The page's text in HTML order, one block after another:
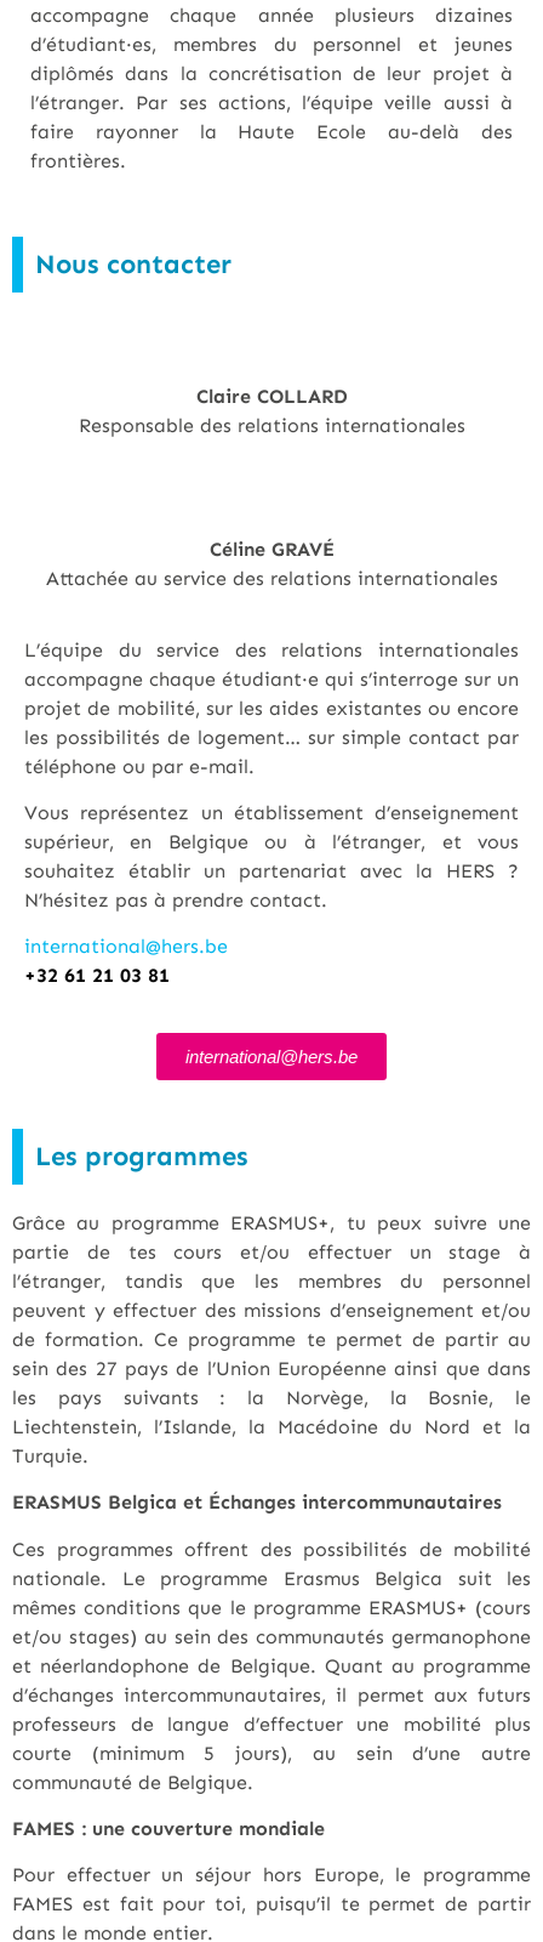
accompagne chaque année plusieurs dizaines
d’étudiant·es, membres du personnel et jeunes
diplômés dans la concrétisation de leur projet à
l’étranger. Par ses actions, l’équipe veille aussi à
faire rayonner la Haute Ecole au-delà des
frontières.
Nous contacter
Claire COLLARD
Responsable des relations internationales
Céline GRAVÉ
Attachée au service des relations internationales
L’équipe du service des relations internationales
accompagne chaque étudiant·e qui s’interroge sur un
projet de mobilité, sur les aides existantes ou encore
les possibilités de logement… sur simple contact par
téléphone ou par e-mail.
Vous représentez un établissement d’enseignement
supérieur, en Belgique ou à l’étranger, et vous
souhaitez établir un partenariat avec la HERS ?
N’hésitez pas à prendre contact.
international@hers.be
+32 61 21 03 81
international@hers.be
Les programmes
Grâce au programme ERASMUS+, tu peux suivre une
partie de tes cours et/ou effectuer un stage à
l’étranger, tandis que les membres du personnel
peuvent y effectuer des missions d’enseignement et/ou
de formation. Ce programme te permet de partir au
sein des 27 pays de l’Union Européenne ainsi que dans
les pays suivants : la Norvège, la Bosnie, le
Liechtenstein, l’Islande, la Macédoine du Nord et la
Turquie.
ERASMUS Belgica et Échanges intercommunautaires
Ces programmes offrent des possibilités de mobilité
nationale. Le programme Erasmus Belgica suit les
mêmes conditions que le programme ERASMUS+ (cours
et/ou stages) au sein des communautés germanophone
et néerlandophone de Belgique. Quant au programme
d’échanges intercommunautaires, il permet aux futurs
professeurs de langue d’effectuer une mobilité plus
courte (minimum 5 jours), au sein d’une autre
communauté de Belgique.
FAMES : une couverture mondiale
Pour effectuer un séjour hors Europe, le programme
FAMES est fait pour toi, puisqu’il te permet de partir
dans le monde entier.